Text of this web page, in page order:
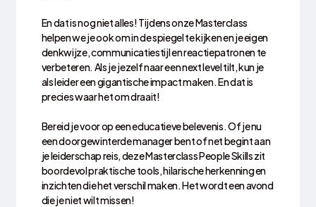
En dat is nog niet alles! Tijdens onze Masterclass
helpen we je ook om in de spiegel te kijken en je eigen
denkwijze, communicatiestijl en reactiepatronen te
verbeteren. Als je jezelf naar een next level tilt, kun je
als leider een gigantische impact maken. En dat is
precies waar het om draait!
Bereid je voor op een educatieve belevenis. Of je nu
een doorgewinterde manager bent of net begint aan
je leiderschap reis, deze Masterclass People Skills zit
boordevol praktische tools, hilarische herkenning en
inzichten die het verschil maken. Het wordt een avond
die je niet wilt missen!